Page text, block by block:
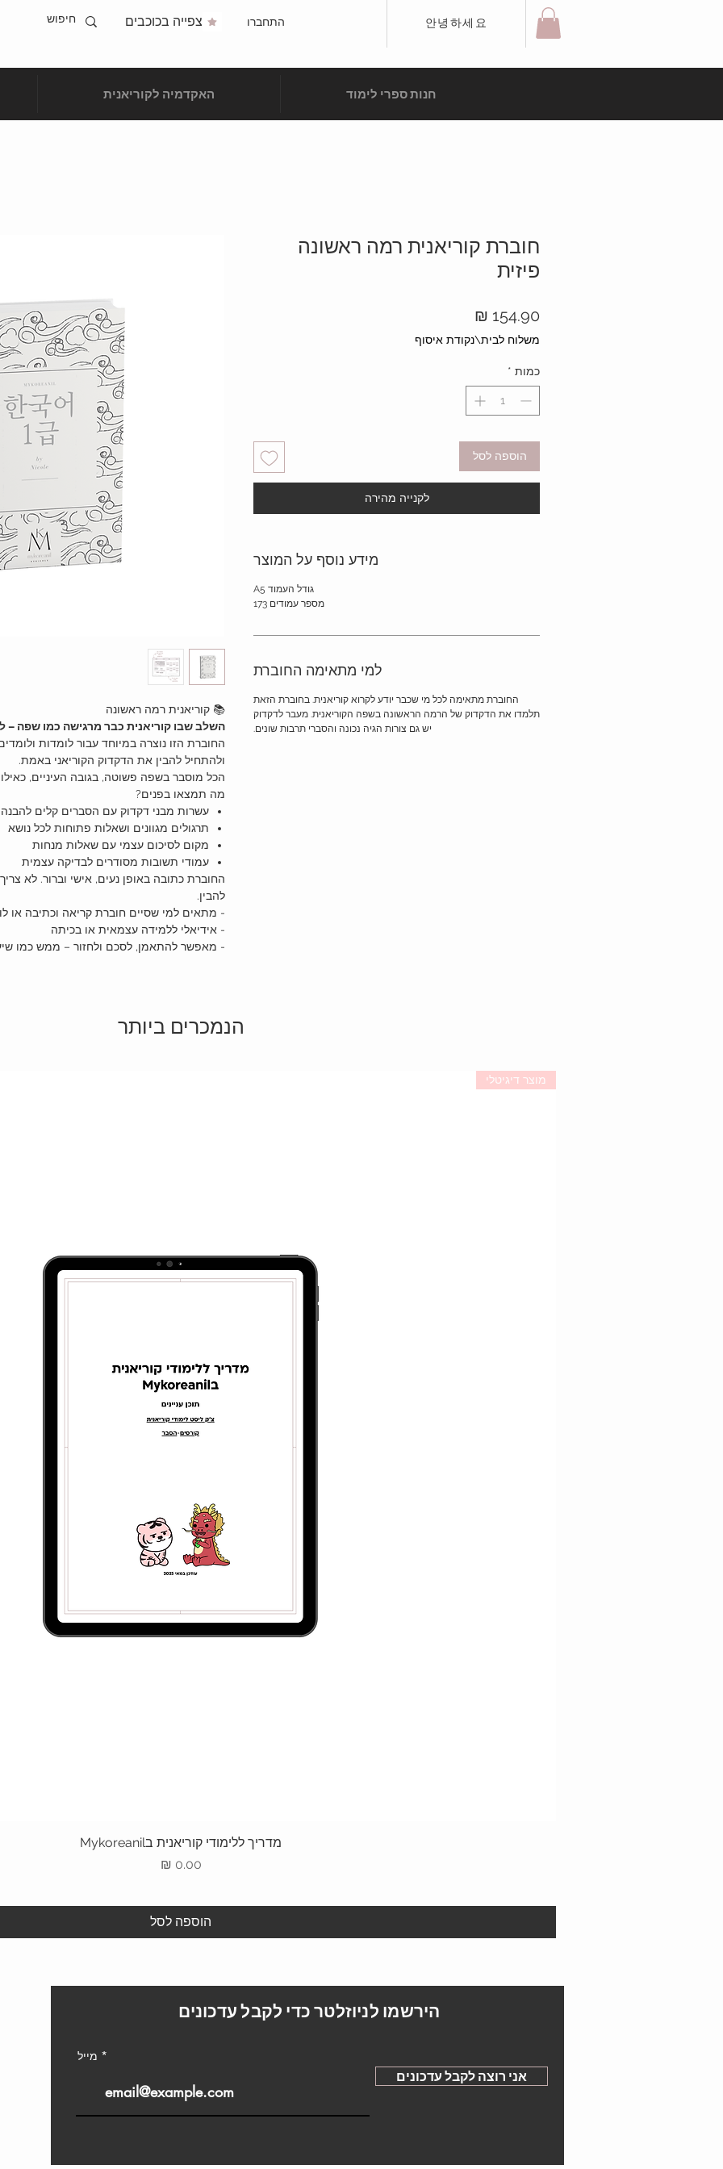
צפייה בכוכבים התחברו 안녕하세요
האקדמיה לקוריאנית חנות ספרי לימוד
📚 קוריאנית רמה ראשונה
השלב שבו קוריאנית כבר מרגישה כמו שפה –
החוברת הזו נוצרה במיוחד עבור לומדות
ולהתחיל להבין את הדקדוק הקוריאני באמת.
הכל מוסבר בשפה פשוטה, בגובה העיניים,
מה תמצאו בפנים?
עשרות מבני דקדוק עם הסברים קלים להבנה
תרגולים מגוונים ושאלות פתוחות לכל נושא
מקום לסיכום עצמי עם שאלות מנחות
עמודי תשובות מסודרים לבדיקה עצמית
החוברת כתובה באופן נעים, אישי וברור. לא
להבין.
- מתאים למי שסיים חוברת קריאה וכתיבה או
- אידיאלי ללמידה עצמאית או בכיתה
- מאפשר להתאמן, לסכם ולחזור – ממש כמו
חוברת קוריאנית רמה ראשונה
פיזית
משלוח לבית\נקודת איסוף
כמות *
הוספה לסל
לקנייה מהירה
מידע נוסף על המוצר
גודל העמוד A5
מספר עמודים 173
למי מתאימה החוברת
החוברת מתאימה לכל מי שכבר יודע לקרוא קוריאנית. בחוברת הזאת
תלמדו את הדקדוק של הרמה הראשונה בשפה הקוריאנית. מעבר לדקדוק
יש גם צורות הגיה נכונה והסברי תרבות שונים.
הנמכרים ביותר
תצוגה מהירה
מוצר דיגיטלי
מדריך ללימודי קוריאנית בMykoreanil
מחיר
הוספה לסל
הירשמו לניוזלטר כדי לקבל עדכונים
מייל
אני רוצה לקבל עדכונים